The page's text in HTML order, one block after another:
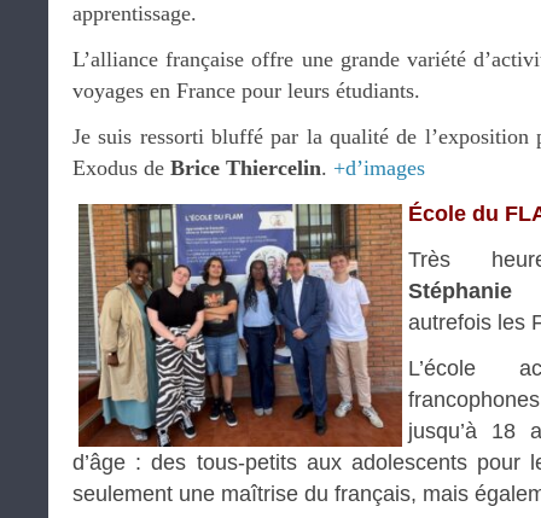
apprentissage.
L’alliance française offre une grande variété
voyages en France pour leurs étudiants.
Je suis ressorti bluffé par la qualité de l’exposition
Exodus de Brice Thiercelin. +d’images
École du
Très
Stéphanie
autrefois les
L’école
jusqu’à 18
d’âge : des tous-petits aux adolescents pour
seulement une maîtrise du français, mais